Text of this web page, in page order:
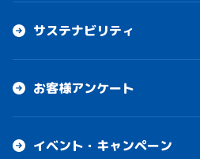
サステナビリティ
お客様アンケート
イベント・キャンペーン